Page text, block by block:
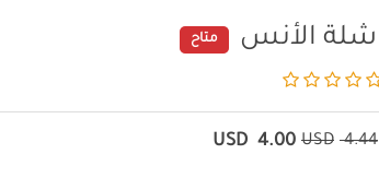
شلة الأنس متاح
4.44
USD
4.00
USD